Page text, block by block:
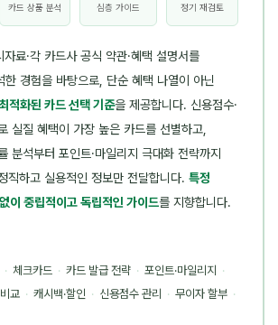
카드 상품 분석 심층 가이드 정기 재검토
료·각 카드사 공식 약관·혜택 설명서를
한 경험을 바탕으로, 단순 혜택 나열이 아닌
적화된 카드 선택 기준을 제공합니다. 신용점수·
실질 혜택이 가장 높은 카드를 선별하고,
분석부터 포인트·마일리지 극대화 전략까지
직하고 실용적인 정보만 전달합니다. 특정
이 중립적이고 독립적인 가이드를 지향합니다.
· 체크카드 · 카드 발급 전략 · 포인트·마일리지 ·
교 · 캐시백·할인 · 신용점수 관리 · 무이자 할부 ·